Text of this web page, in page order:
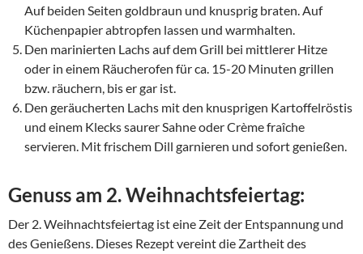
Auf beiden Seiten goldbraun und knusprig braten. Auf
Küchenpapier abtropfen lassen und warmhalten.
Den marinierten Lachs auf dem Grill bei mittlerer Hitze
oder in einem Räucherofen für ca. 15-20 Minuten grillen
bzw. räuchern, bis er gar ist.
Den geräucherten Lachs mit den knusprigen Kartoffelröstis
und einem Klecks saurer Sahne oder Crème fraîche
servieren. Mit frischem Dill garnieren und sofort genießen.
Genuss am 2. Weihnachtsfeiertag:
Der 2. Weihnachtsfeiertag ist eine Zeit der Entspannung und
des Genießens. Dieses Rezept vereint die Zartheit des